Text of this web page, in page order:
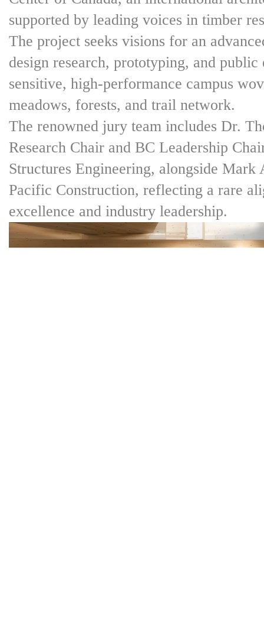
supported by leading voices in timber
The project seeks visions for an
design research, prototyping, and
sensitive, high-performance campus
meadows, forests, and trail network.
The renowned jury team includes Dr.
Research Chair and BC Leadership
Structures Engineering, alongside Mark
Pacific Construction, reflecting a rare
excellence and industry leadership.